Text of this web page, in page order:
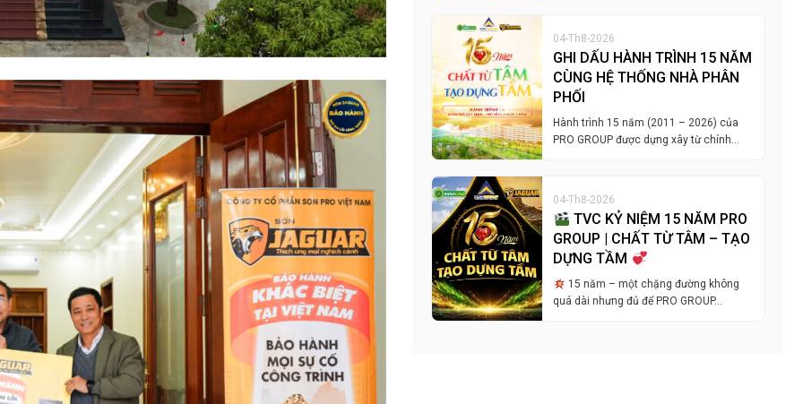
04-Th8-2026
GHI DẤU HÀNH TRÌNH 15 NĂM
CÙNG HỆ THỐNG NHÀ PHÂN
PHỐI
Hành trình 15 năm (2011 – 2026) của
PRO GROUP được dựng xây từ chính…
04-Th8-2026
TVC KỶ NIỆM 15 NĂM PRO
GROUP | CHẤT TỪ TÂM – TẠO
DỰNG TẦM
15 năm – một chặng đường không
quá dài nhưng đủ để PRO GROUP…